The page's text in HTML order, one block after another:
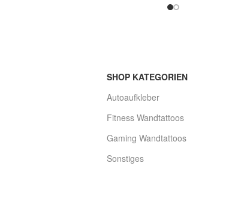
SHOP KATEGORIEN
Autoaufkleber
Fitness Wandtattoos
Gaming Wandtattoos
Sonstiges